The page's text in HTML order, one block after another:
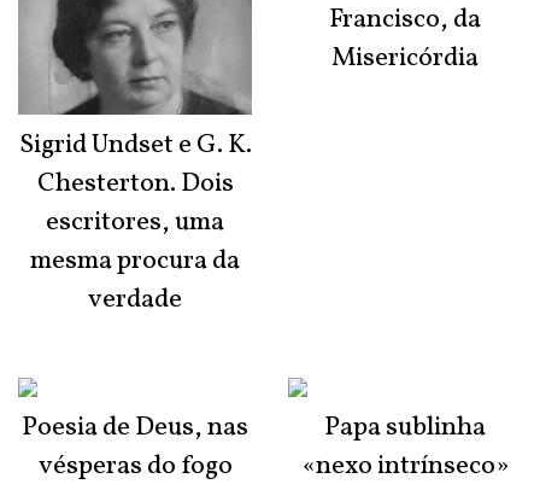
Sigrid Undset e G. K.
Chesterton. Dois
escritores, uma
mesma procura da
verdade
Poesia de Deus, nas
vésperas do fogo
Francisco, da
Misericórdia
Papa sublinha
«nexo intrínseco»